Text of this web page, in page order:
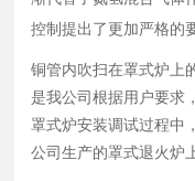
控制提出了更加严格的
全部经过X射线探伤，
周期开始时，对所有仪
确的设定位置。将内罩
阀门的泄漏检测，然后
铜管内吹扫在罩式炉上
是我公司根据用户要求
罩式炉安装调试过程中
公司生产的罩式退火炉